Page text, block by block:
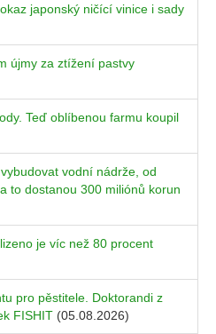
japonský ničící vinice i sady
újmy za ztížení pastvy
Teď oblíbenou farmu koupil
vodní nádrže, od
to dostanou 300 miliónů korun
je víc než 80 procent
pro pěstitele. Doktorandi z
FISHIT (05.08.2026)